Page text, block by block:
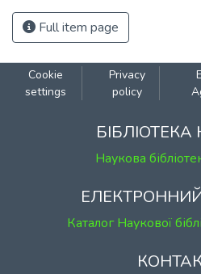
Full item page
Cookie
settings
Privacy
policy
Наукова
Каталог Наукової